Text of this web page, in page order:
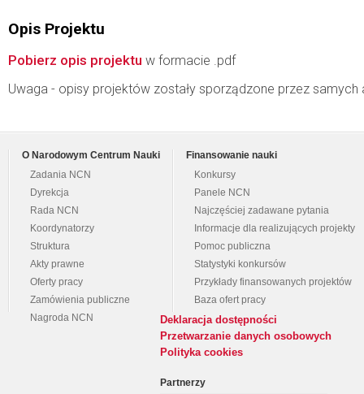
Opis Projektu
Pobierz opis projektu w formacie .pdf
Uwaga - opisy projektów zostały sporządzone przez
O Narodowym Centrum Nauki
Zadania NCN
Dyrekcja
Rada NCN
Koordynatorzy
Struktura
Akty prawne
Oferty pracy
Zamówienia publiczne
Nagroda NCN
Finansowanie nauki
Konkursy
Panele NCN
Najczęściej zadawane pytania
Informacje dla realizujących projekty
Pomoc publiczna
Statystyki konkursów
Przykłady finansowanych projektów
Baza ofert pracy
Deklaracja dostępności
Przetwarzanie danych osobowych
Polityka cookies
Partnerzy